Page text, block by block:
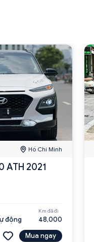
Hồ Chí Minh
ATH 2021
động
Km đã đi
48,000
Mua ngay